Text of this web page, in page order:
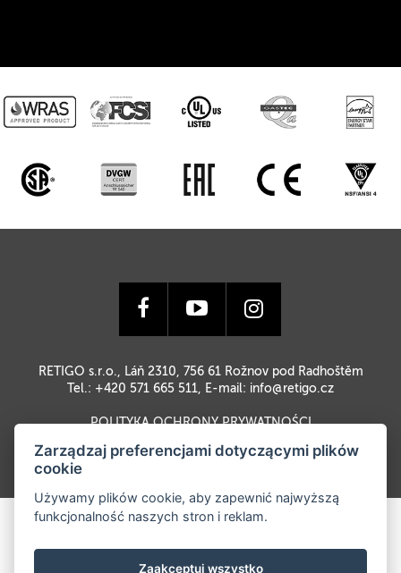
RETIGO s.r.o., Láň 2310, 756 61 Rožnov pod Radhoštěm
Tel.: +420 571 665 511, E-mail: info@retigo.cz
POLITYKA OCHRONY PRYWATNOŚCI
Zarządzaj preferencjami dotyczącymi plików
cookie
Używamy plików cookie, aby zapewnić najwyższą
funkcjonalność naszych stron i reklam.
Zaakceptuj wszystko